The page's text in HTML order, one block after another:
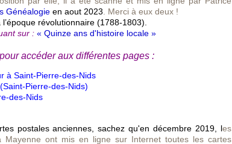
Généalogie en aout 2023 . Merci à eux deux !
révolutionnaire (1788-1803).
sur : « Quinze ans d'histoire locale »
accéder aux différentes pages :
à Saint-Pierre-des-Nids
Pierre-des-Nids)
des-Nids
postales anciennes, sachez qu'en décembre 2019, les
Mayenne ont mis en ligne sur Internet toutes les cartes